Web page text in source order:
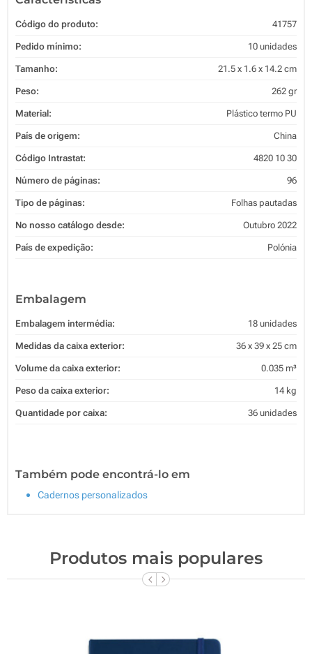
Código do produto: 41757
Pedido mínimo: 10 unidades
Tamanho: 21.5 x 1.6 x 14.2 cm
Peso: 262 gr
Material: Plástico termo PU
País de origem: China
Código Intrastat: 4820 10 30
Número de páginas: 96
Tipo de páginas: Folhas pautadas
No nosso catálogo desde: Outubro 2022
País de expedição: Polónia
Embalagem
Embalagem intermédia: 18 unidades
Medidas da caixa exterior: 36 x 39 x 25 cm
Volume da caixa exterior: 0.035 m³
Peso da caixa exterior: 14 kg
Quantidade por caixa: 36 unidades
Também pode encontrá-lo em
Cadernos personalizados
Produtos mais populares